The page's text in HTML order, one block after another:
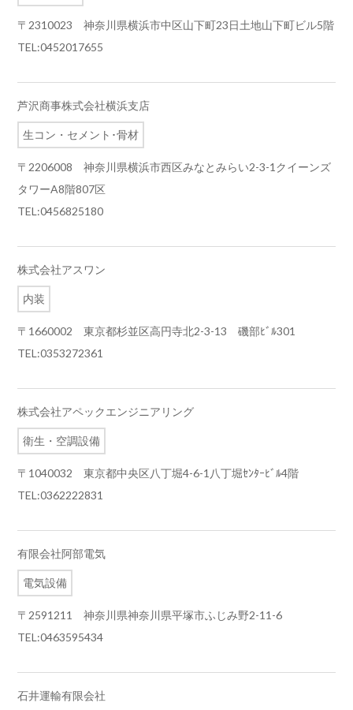
〒2310023 神奈川県横浜市中区山下町23日土地山下町ビル5階
TEL:0452017655
芦沢商事株式会社横浜支店
生コン・セメント･骨材
〒2206008 神奈川県横浜市西区みなとみらい2-3-1クイーンズ
タワーA8階807区
TEL:0456825180
株式会社アスワン
内装
〒1660002 東京都杉並区高円寺北2-3-13 磯部ﾋﾞﾙ301
TEL:0353272361
株式会社アペックエンジニアリング
衛生・空調設備
〒1040032 東京都中央区八丁堀4-6-1八丁堀ｾﾝﾀｰﾋﾞﾙ4階
TEL:0362222831
有限会社阿部電気
電気設備
〒2591211 神奈川県神奈川県平塚市ふじみ野2-11-6
TEL:0463595434
石井運輸有限会社